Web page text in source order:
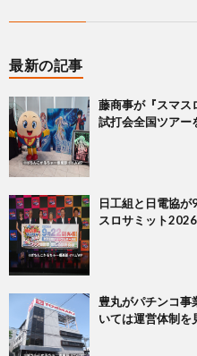
最新の記事
藤商事が『スマス
試打会全国ツアー
日工組と日電協
スロサミット
豊丸がパチンコ
いては運営体制を